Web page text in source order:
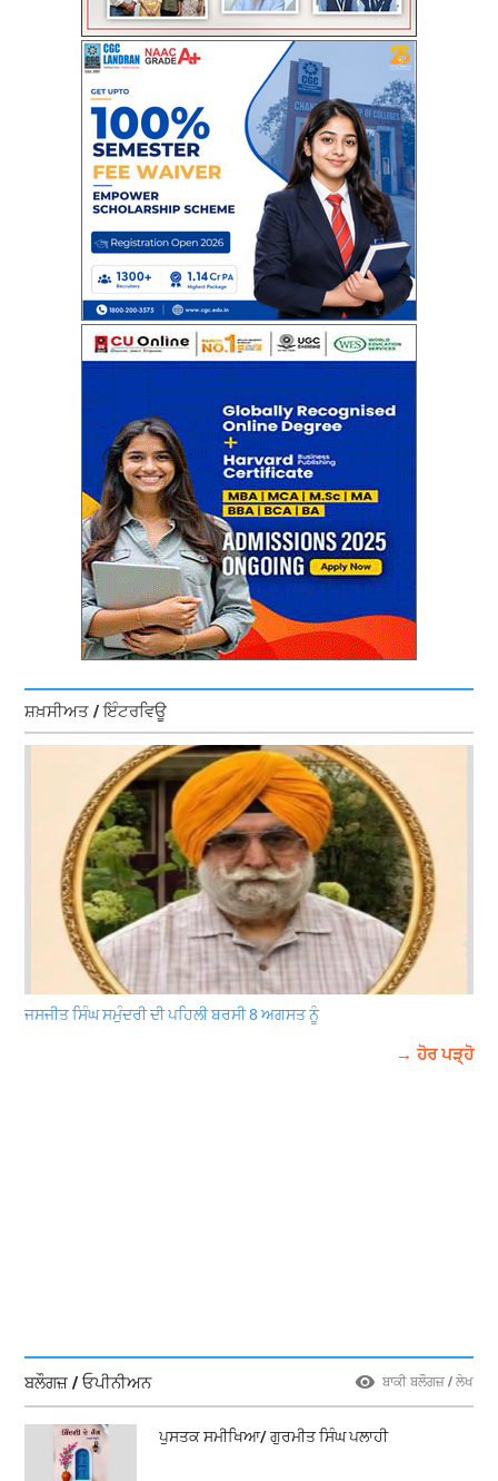
ਸ਼ਖ਼ਸੀਅਤ / ਇੰਟਰਵਿਊ
ਜਸਜੀਤ ਸਿੰਘ ਸਮੁੰਦਰੀ ਦੀ ਪਹਿਲੀ ਬਰਸੀ 8 ਅਗਸਤ ਨੂੰ
→ ਹੋਰ ਪੜ੍ਹੋ
ਬਲੌਗਜ਼ / ਓਪੀਨੀਅਨ ਬਾਕੀ ਬਲੌਗਜ਼ / ਲੇਖ
ਪੁਸਤਕ ਸਮੀਖਿਆ/ ਗੁਰਮੀਤ ਸਿੰਘ ਪਲਾਹੀ